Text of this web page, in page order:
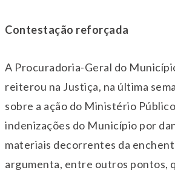
Contestação reforçada
A Procuradoria-Geral do
reiterou na Justiça, na última
sobre a ação do Ministério
indenizações do Município por
materiais decorrentes da
argumenta, entre outros pontos,